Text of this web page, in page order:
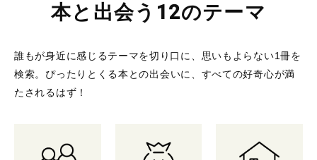
本と出会う12のテーマ
誰もが身近に感じるテーマを切り口に、思いもよらない1冊を
検索。 ぴったりとくる本との出会いに、すべての好奇心が満
たされるはず！